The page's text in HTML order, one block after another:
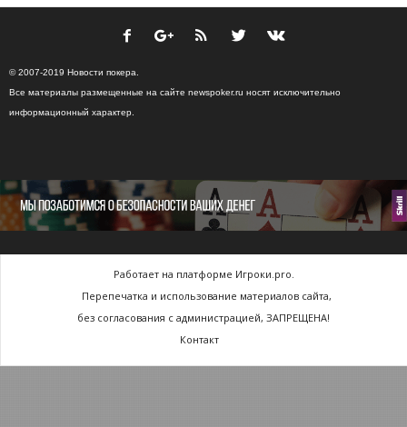
© 2007-2019 Новости покера.
Все материалы размещенные на сайте newspoker.ru носят исключительно
информационный характер.
Работает на платформе Игроки.pro.
Перепечатка и использование материалов сайта,
без согласования с администрацией, ЗАПРЕЩЕНА!
Контакт